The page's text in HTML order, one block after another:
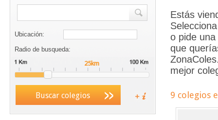
Ubicación:
Radio de busqueda:
Buscar colegios
Estás
o pide
que
mejor
9 colegios